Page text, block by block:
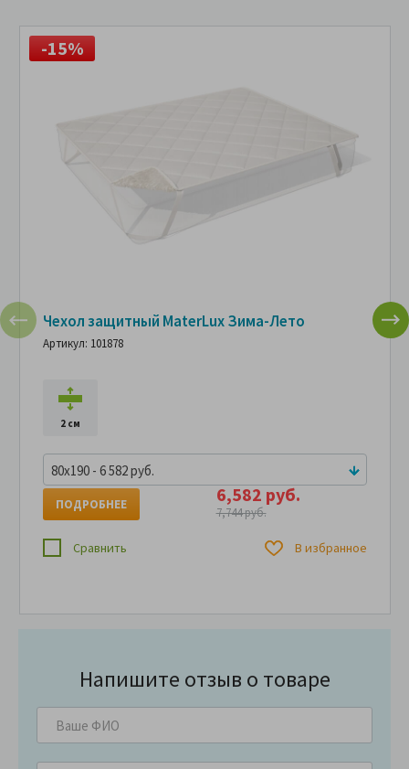
-15%
Чехол защитный MaterLux Зима-Лето
Артикул: 101878
2 см
80x190 - 6 582 руб.
6,582 руб.
7,744 руб.
ПОДРОБНЕЕ
Сравнить В избранное
Напишите отзыв о товаре